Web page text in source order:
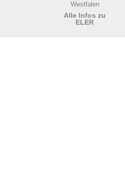
Westfalen
Alle Infos zu
ELER